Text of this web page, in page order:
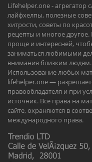
Lifehelper.one - агрегатор
лайфхелпы, полезные
хитрости, советы по
рецепты и многое другое.
проще и интересней,
заниматься любимыми
внимания близким людям.
Использование любых
lifehelper.one —
правообладателя и при
источник. Все права на
сайте, охраняются в
международного права.